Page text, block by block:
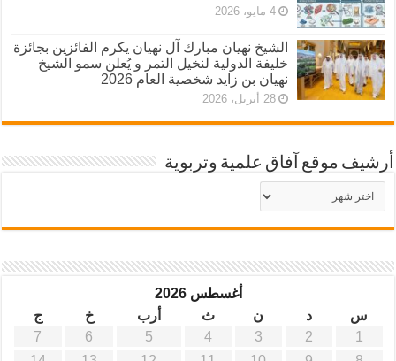
4 مايو، 2026
الشيخ نهيان مبارك آل نهيان يكرم الفائزين بجائزة
خليفة الدولية لنخيل التمر و يُعلن سمو الشيخ
نهيان بن زايد شخصية العام 2026
28 أبريل، 2026
أرشيف موقع آفاق علمية وتربوية
أرشيف
موقع
أغسطس 2026
س
د ن ث أرب خ
ج
1
2
3
4
5
6
7